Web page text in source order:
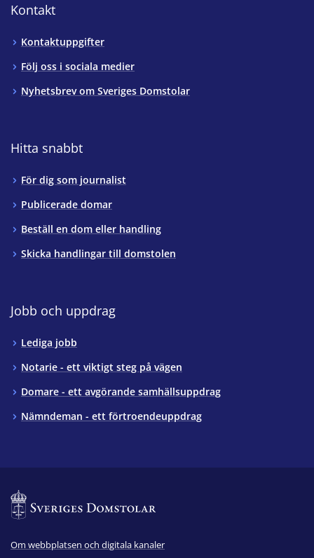
Kontakt
Kontaktuppgifter
Följ oss i sociala medier
Nyhetsbrev om Sveriges Domstolar
Hitta snabbt
För dig som journalist
Publicerade domar
Beställ en dom eller handling
Skicka handlingar till domstolen
Jobb och uppdrag
Lediga jobb
Notarie - ett viktigt steg på vägen
Domare - ett avgörande samhällsuppdrag
Nämndeman - ett förtroendeuppdrag
Om webbplatsen och digitala kanaler